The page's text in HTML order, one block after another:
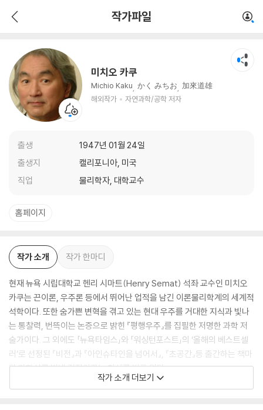
작가파일
미치오 카쿠
Michio Kaku かく みちお
加來道雄
해외작가
자연과학/공학 저자
출생
1947년 01월 24일
출생지
캘리포니아, 미국
직업
물리학자, 대학교수
자연과학/공학 저자
홈페이지
작가 소개 작가 한마디
현재 뉴욕 시립대학교 헨리 시마트(Henry Semat) 석좌 교수인 미치오
카쿠는 끈이론, 우주론 등에서 뛰어난 업적을 남긴 이론물리학계의 세계적
석학이다. 또한 숨가쁜 변혁을 겪고 있는 현대 우주를 거대한 지식과 빛나
는 통찰력, 번뜩이는 논증으로 밝힌 『평행우주』를 집필한 저명한 과학 저
술가이다. 그 외에도 「뉴욕타임스」와 「워싱턴포스트」의 ‘올해의 베스트셀
러’로 선정된 『비전』과 『아인슈타인을 넘어서』, 『초공간』등 출간하는 책마
다 과학사를 빛낼 걸작이라는 찬사를 받고 있다.
작가 소개 더보기